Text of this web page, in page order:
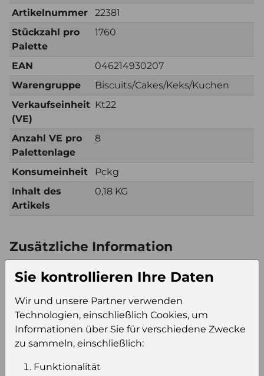
Artikelnummer
22381
Stückzahl pro
Palette
1760
EAN
046214930207
Warengruppe
Biscuits/Cakes/Keks/Kuchen
Verkaufseinheit
(VE)
Kt22
Anzahl VE pro
Palettenlage
8
Konsumeinheit
Pckg
Inhalt des
Artikels
0,18 KG
Zusätzliche Information
(VE)
Verkaufseinheit
pro Palette
80
Konsumeinheit
Pckg
Stückzahl pro
1760
Sie kontrollieren Ihre Daten
Wir und unsere Partner verwenden
Technologien, einschließlich Cookies, um
Informationen über Sie für verschiedene Zwecke
zu sammeln, einschließlich:
Funktionalität